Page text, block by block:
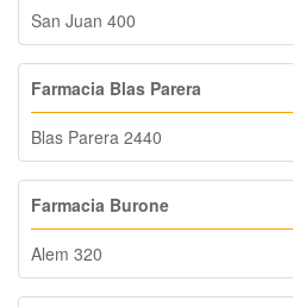
San Juan 400
Farmacia Blas Parera
Blas Parera 2440
Farmacia Burone
Alem 320